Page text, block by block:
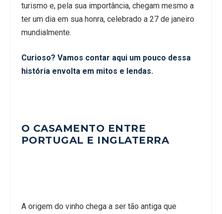
turismo e, pela sua importância, chegam mesmo a
ter um dia em sua honra, celebrado a 27 de janeiro
mundialmente.
Curioso? Vamos contar aqui um pouco dessa
história envolta em mitos e lendas.
O CASAMENTO ENTRE
PORTUGAL E INGLATERRA
A origem do vinho chega a ser tão antiga que